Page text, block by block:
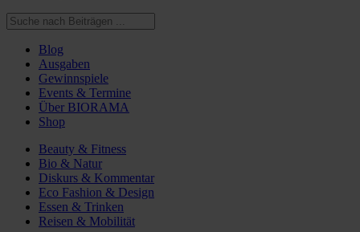
Blog
Ausgaben
Gewinnspiele
Events & Termine
Über BIORAMA
Shop
Beauty & Fitness
Bio & Natur
Diskurs & Kommentar
Eco Fashion & Design
Essen & Trinken
Reisen & Mobilität